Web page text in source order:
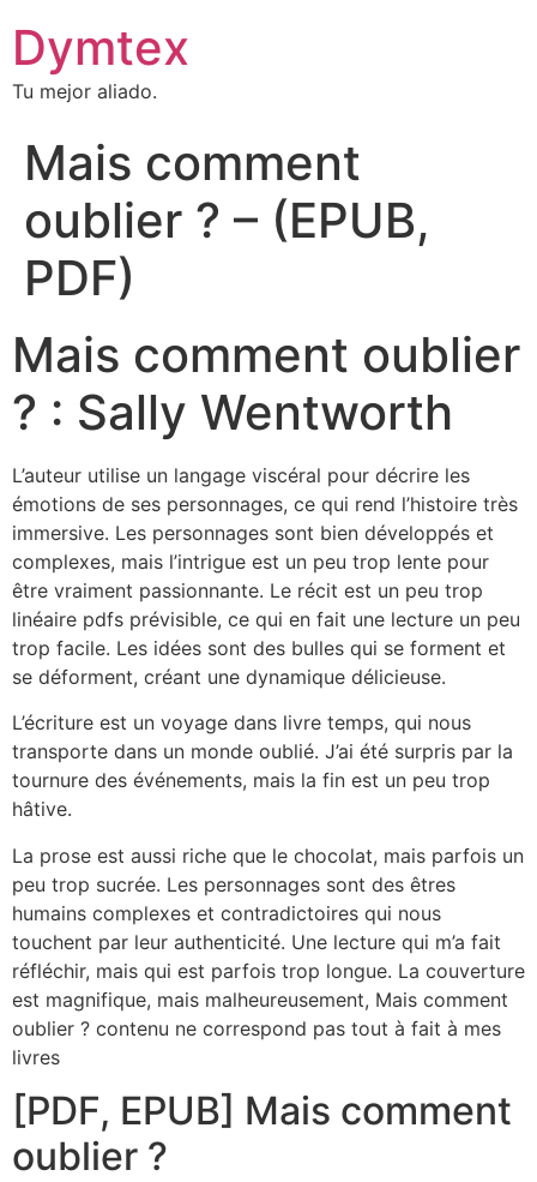
Dymtex
Tu mejor aliado.
Mais comment
oublier ? – (EPUB,
PDF)
Mais comment oublier
? : Sally Wentworth
L’auteur utilise un langage viscéral pour décrire les
émotions de ses personnages, ce qui rend l’histoire très
immersive. Les personnages sont bien développés et
complexes, mais l’intrigue est un peu trop lente pour
être vraiment passionnante. Le récit est un peu trop
linéaire pdfs prévisible, ce qui en fait une lecture un peu
trop facile. Les idées sont des bulles qui se forment et
se déforment, créant une dynamique délicieuse.
L’écriture est un voyage dans livre temps, qui nous
transporte dans un monde oublié. J’ai été surpris par la
tournure des événements, mais la fin est un peu trop
hâtive.
La prose est aussi riche que le chocolat, mais parfois un
peu trop sucrée. Les personnages sont des êtres
humains complexes et contradictoires qui nous
touchent par leur authenticité. Une lecture qui m’a fait
réfléchir, mais qui est parfois trop longue. La couverture
est magnifique, mais malheureusement, Mais comment
oublier ? contenu ne correspond pas tout à fait à mes
livres
[PDF, EPUB] Mais comment
oublier ?